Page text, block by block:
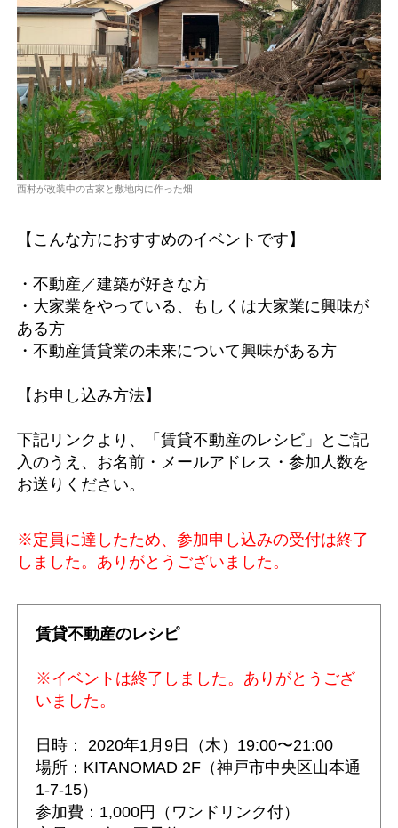
西村が改装中の古家と敷地内に作った畑
【こんな方におすすめのイベントです】
・不動産／建築が好きな方
・大家業をやっている、もしくは大家業に興味が
ある方
・不動産賃貸業の未来について興味がある方
【お申し込み方法】
下記リンクより、「賃貸不動産のレシピ」とご記
入のうえ、お名前・メールアドレス・参加人数を
お送りください。
※定員に達したため、参加申し込みの受付は終了
しました。ありがとうございました。
賃貸不動産のレシピ
※イベントは終了しました。ありがとうござ
いました。
日時： 2020年1月9日（木）19:00〜21:00
場所：KITANOMAD 2F（神戸市中央区山本通
1-7-15）
参加費：1,000円（ワンドリンク付）